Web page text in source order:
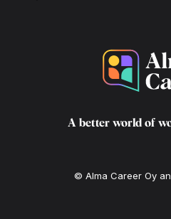
A better world of
© Alma Career Oy